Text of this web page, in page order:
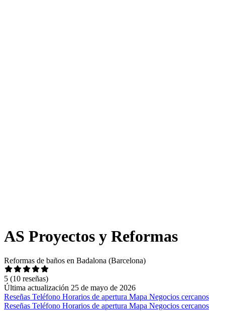
AS Proyectos y Reformas
Reformas de baños en Badalona (Barcelona)
5 (10 reseñas)
Última actualización 25 de mayo de 2026
Reseñas Teléfono Horarios de apertura Mapa Negocios cercanos
Reseñas Teléfono Horarios de apertura Mapa Negocios cercanos